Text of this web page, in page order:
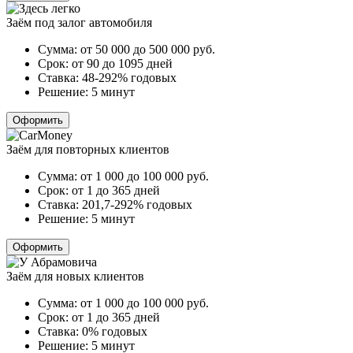
Заём под залог автомобиля
Сумма: от 50 000 до 500 000 руб.
Срок: от 90 до 1095 дней
Ставка: 48-292% годовых
Решение: 5 минут
Оформить
Заём для повторных клиентов
Сумма: от 1 000 до 100 000 руб.
Срок: от 1 до 365 дней
Ставка: 201,7-292% годовых
Решение: 5 минут
Оформить
Заём для новых клиентов
Сумма: от 1 000 до 100 000 руб.
Срок: от 1 до 365 дней
Ставка: 0% годовых
Решение: 5 минут